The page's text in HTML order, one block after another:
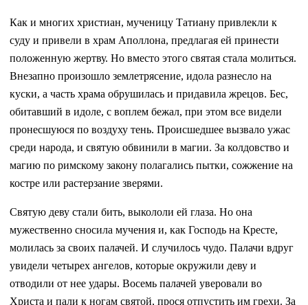
Как и многих христиан, мученицу Татиану привлекли к
суду и привели в храм Аполлона, предлагая ей принести
положенную жертву. Но вместо этого святая стала молиться.
Внезапно произошло землетрясение, идола разнесло на
куски, а часть храма обрушилась и придавила жрецов. Бес,
обитавший в идоле, с воплем бежал, при этом все видели
пронесшуюся по воздуху тень. Происшедшее вызвало ужас
среди народа, и святую обвинили в магии. За колдовство и
магию по римскому закону полагались пытки, сожжение на
костре или растерзание зверями.
Святую деву стали бить, выкололи ей глаза. Но она
мужественно сносила мучения и, как Господь на Кресте,
молилась за своих палачей. И случилось чудо. Палачи вдруг
увидели четырех ангелов, которые окружили деву и
отводили от нее удары. Восемь палачей уверовали во
Христа и пали к ногам святой, прося отпустить им грехи. За